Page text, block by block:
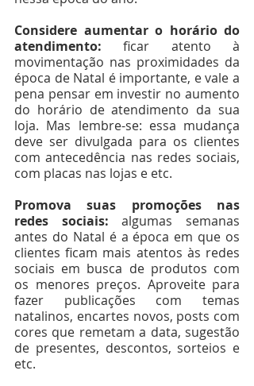
Considere aumentar o horário do
atendimento: ficar atento à
movimentação nas proximidades da
época de Natal é importante, e vale a
pena pensar em investir no aumento
do horário de atendimento da sua
loja. Mas lembre-se: essa mudança
deve ser divulgada para os clientes
com antecedência nas redes sociais,
com placas nas lojas e etc.
Promova suas promoções nas
redes sociais: algumas semanas
antes do Natal é a época em que os
clientes ficam mais atentos às redes
sociais em busca de produtos com
os menores preços. Aproveite para
fazer publicações com temas
natalinos, encartes novos, posts com
cores que remetam a data, sugestão
de presentes, descontos, sorteios e
etc.